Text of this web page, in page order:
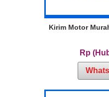
Kirim Motor
Rp